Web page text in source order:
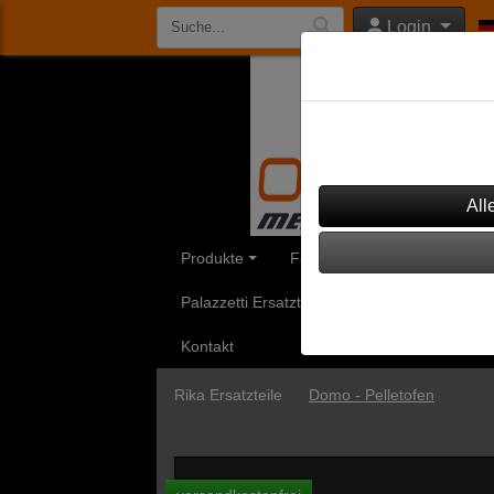
Login
Produkte Feinstaubfilter
Palazzetti Ersatzteile
Kontakt
Rika Ersatzteile Domo - Pelletofen